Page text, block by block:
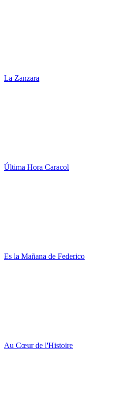
La Zanzara
Última Hora Caracol
Es la Mañana de Federico
Au Cœur de l'Histoire